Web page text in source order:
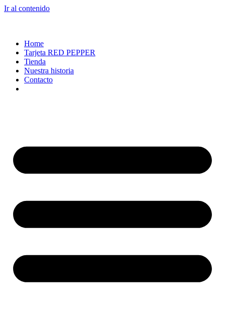
Ir al contenido
Home
Tarjeta RED PEPPER
Tienda
Nuestra historia
Contacto